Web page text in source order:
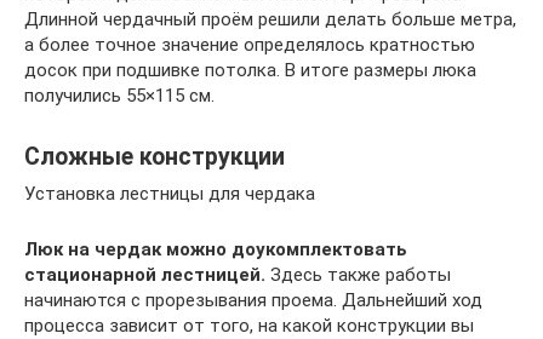
Длинной чердачный проём решили делать больше метра,
а более точное значение определялось кратностью
досок при подшивке потолка. В итоге размеры люка
получились 55×115 см.
Сложные конструкции
Установка лестницы для чердака
Люк на чердак можно доукомплектовать
стационарной лестницей. Здесь также работы
начинаются с прорезывания проема. Дальнейший ход
процесса зависит от того, на какой конструкции вы